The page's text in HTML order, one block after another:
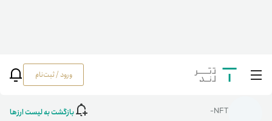
ورود / ثبت‌نام خانه رمزارزها/
NFT
NFT- بازگشت به لیست ارزها